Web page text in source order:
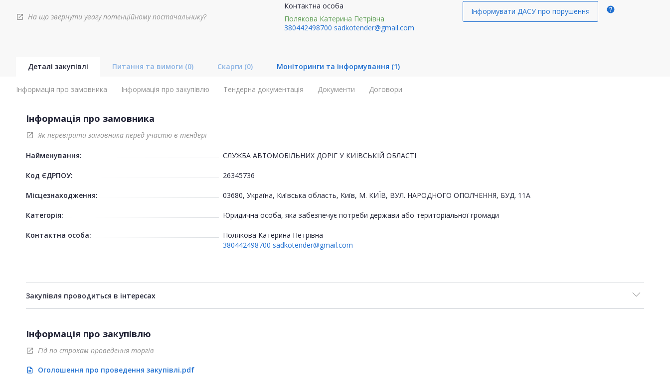
open_in_new На що звернути увагу потенційному постачальнику?
Контактна особа
Полякова Катерина Петрівна
380442498700 sadkotender@gmail.com
Інформувати ДАСУ про порушення help
Деталі закупівлі Питання та вимоги (0) Скарги (0) Моніторинги та інформування (1)
Інформація про замовника Інформація про закупівлю Тендерна документація Документи Договори
Інформація про замовника
open_in_new Як перевірити замовника перед участю в тендері
Найменування: СЛУЖБА АВТОМОБІЛЬНИХ ДОРІГ У КИЇВСЬКІЙ ОБЛАСТІ
Код ЄДРПОУ: 26345736
Місцезнаходження: 03680, Україна, Київська область, Київ, М. КИЇВ, ВУЛ. НАРОДНОГО ОПОЛЧЕННЯ, БУД. 11А
Категорія: Юридична особа, яка забезпечує потреби держави або територіальної громади
Контактна особа:
Полякова Катерина Петрівна
380442498700 sadkotender@gmail.com
Закупівля проводиться в інтересах
Інформація про закупівлю
open_in_new Гід по строкам проведення торгів
description Оголошення про проведення закупівлі.pdf